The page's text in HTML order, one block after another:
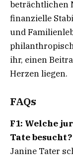
beträchtlichen
finanzielle
und
ihr, einen
Herzen liegen.
FAQs
F1: Welche
Tate besucht?
Janine Tater